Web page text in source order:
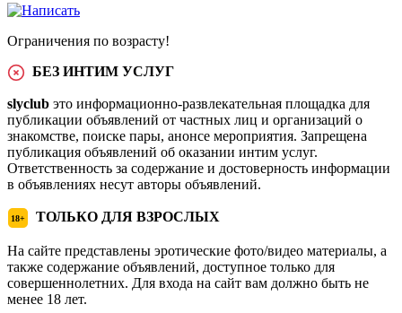
Ограничения по возрасту!
БЕЗ ИНТИМ УСЛУГ
slyclub это информационно-развлекательная площадка для
публикации объявлений от частных лиц и организаций о
знакомстве, поиске пары, анонсе мероприятия. Запрещена
публикация объявлений об оказании интим услуг.
Ответственность за содержание и достоверность информации
в объявлениях несут авторы объявлений.
18+ ТОЛЬКО ДЛЯ ВЗРОСЛЫХ
На сайте представлены эротические фото/видео материалы, а
также содержание объявлений, доступное только для
совершеннолетних. Для входа на сайт вам должно быть не
менее 18 лет.